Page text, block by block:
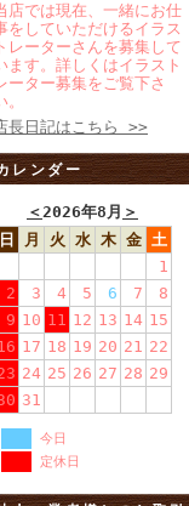
店では現在、一緒にお仕
をしていただけるイラス
トレーターさんを募集して
ます。詳しくはイラスト
ーター募集をご覧下さ
。
長日記はこちら >>
レンダー
＜2026年8月 ＞
日
月 火 水 木 金 土
1
2
3 4 5 6 7
8
9 10 11 12 13 14 15
17 18 19 20 21 22
24 25 26 27 28 29
31
今日
定休日